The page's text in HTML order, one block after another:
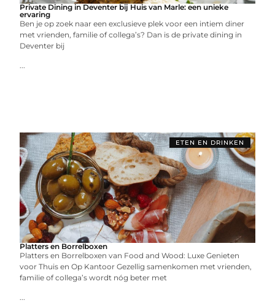
Private Dining in Deventer bij Huis van Marle: een unieke
ervaring
Ben je op zoek naar een exclusieve plek voor een intiem diner
met vrienden, familie of collega’s? Dan is de private dining in
Deventer bij
...
ETEN EN DRINKEN
Platters en Borrelboxen
Platters en Borrelboxen van Food and Wood: Luxe Genieten
voor Thuis en Op Kantoor Gezellig samenkomen met vrienden,
familie of collega’s wordt nóg beter met
...